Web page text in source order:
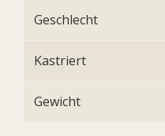
Geschlecht
Kastriert
Gewicht